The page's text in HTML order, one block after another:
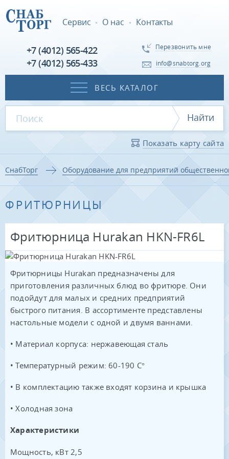
Сервис О нас Контакты
+7 (4012) 565-422
+7 (4012) 565-433
Перезвонить мне
info@snabtorg.org
ВЕСЬ КАТАЛОГ
Найти
Показать карту сайта
СнабТорг Оборудование для предприятий
ФРИТЮРНИЦЫ
Фритюрница Hurakan HKN-FR6L
Фритюрницы Hurakan предназначены для
приготовления различных блюд во фритюре. Они
подойдут для малых и средних предприятий
быстрого питания. В ассортименте представлены
настольные модели с одной и двумя ваннами.
• Материал корпуса: нержавеющая сталь
• Температурный режим: 60-190 С°
• В комплектацию также входят корзина и крышка
• Холодная зона
Характеристики
Мощность, кВт 2,5